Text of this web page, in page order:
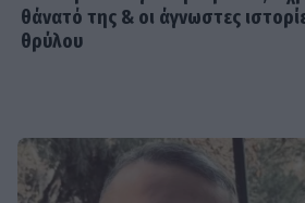
θάνατό της & οι άγνωστες
θρύλου